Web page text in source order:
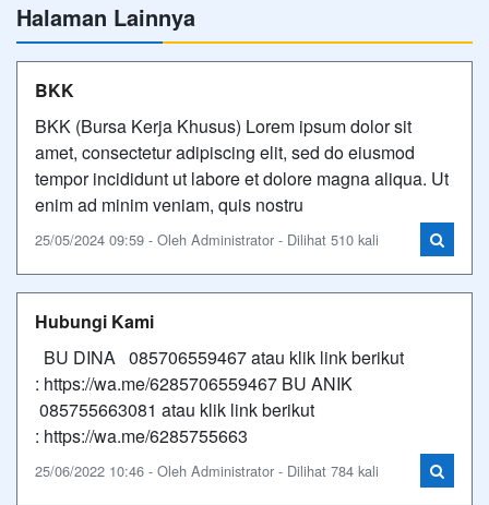
Halaman Lainnya
BKK
BKK (Bursa Kerja Khusus) Lorem ipsum dolor sit
amet, consectetur adipiscing elit, sed do eiusmod
tempor incididunt ut labore et dolore magna aliqua. Ut
enim ad minim veniam, quis nostru
25/05/2024 09:59 - Oleh Administrator - Dilihat 510 kali
Hubungi Kami
BU DINA 085706559467 atau klik link berikut
: https://wa.me/6285706559467 BU ANIK
085755663081 atau klik link berikut
: https://wa.me/6285755663
25/06/2022 10:46 - Oleh Administrator - Dilihat 784 kali